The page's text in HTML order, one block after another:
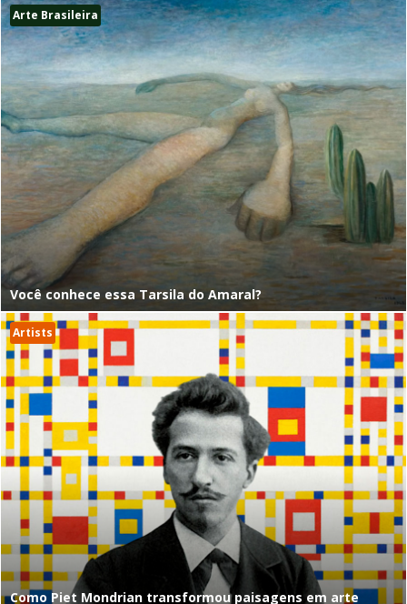
Arte Brasileira
Você conhece essa Tarsila do Amaral?
Artists
Como Piet Mondrian transformou paisagens em arte